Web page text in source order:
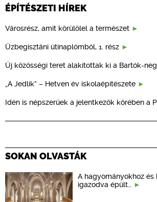
ÉPÍTÉSZETI HÍREK
Városrész, amit körülölel a természet
Üzbegisztáni útinaplómból, 1. rész
Új közösségi teret alakítottak ki a Bartók-
„A Jedlik” – Hetven év iskolaépítészete
Idén is népszerűek a jelentkezők körében a
SOKAN OLVASTÁK
A hagyományokhoz
igazodva épült…